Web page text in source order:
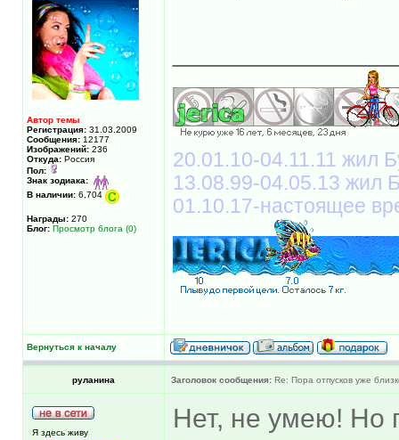
Автор темы
Регистрация: 31.03.2009
Сообщения: 12177
Изображений: 236
Откуда: Россия
Пол:
Знак зодиака:
В наличии: 6,704
Награды: 270
Блог: Просмотр блога (0)
20.01.10-04.11.11 жил
13.08.99-04.05.13 жил
01.10.17-настоящее
Вернуться к началу
руланина Заголовок сообщения: Re: Пора отпусков уже
Я здесь живу
Нет, не умею! Но